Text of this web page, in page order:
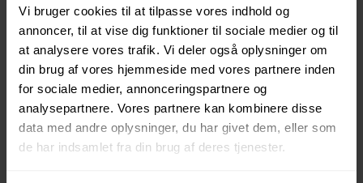
Vi bruger cookies til at tilpasse vores indhold og
annoncer, til at vise dig funktioner til sociale medier og til
at analysere vores trafik. Vi deler også oplysninger om
din brug af vores hjemmeside med vores partnere inden
for sociale medier, annonceringspartnere og
analysepartnere. Vores partnere kan kombinere disse
data med andre oplysninger, du har givet dem, eller som
de har indsamlet fra din brug af deres tjenester.
LAGERVARE
02049601-999
Spejlæg 10 stk | BECO